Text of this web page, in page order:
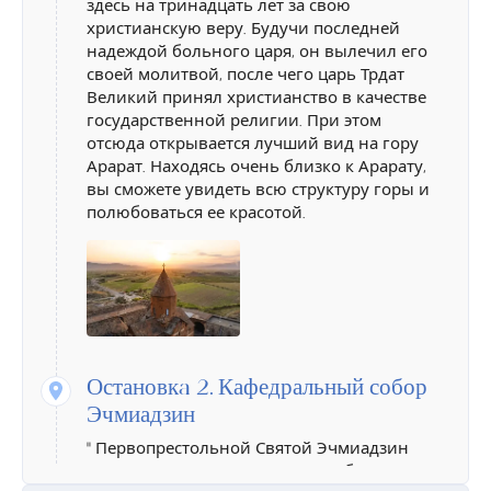
здесь на тринадцать лет за свою
христианскую веру. Будучи последней
надеждой больного царя, он вылечил его
своей молитвой, после чего царь Трдат
Великий принял христианство в качестве
государственной религии. При этом
отсюда открывается лучший вид на гору
Арарат. Находясь очень близко к Арарату,
вы сможете увидеть всю структуру горы и
полюбоваться ее красотой.
Остановкa 2. Кафедральный собор
Эчмиадзин
" Первопрестольной Святой Эчмиадзин
По преданию, главная церковь была